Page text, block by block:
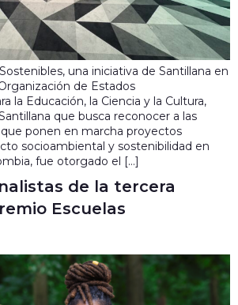
una iniciativa de Santillana en
de Estados
la Educación, la Ciencia y la Cultura,
que busca reconocer a las
ponen en marcha proyectos
socioambiental y sostenibilidad en
fue otorgado el […]
de la tercera
Escuelas